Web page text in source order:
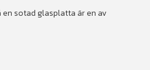
sotad glasplatta är en av